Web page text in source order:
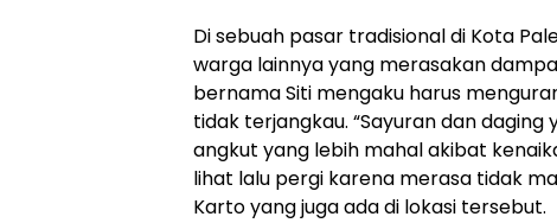
Di sebuah pasar tradisional di Kota
warga lainnya yang merasakan
bernama Siti mengaku harus
tidak terjangkau. “Sayuran dan
angkut yang lebih mahal akibat
lihat lalu pergi karena merasa tidak
Karto yang juga ada di lokasi tersebut.